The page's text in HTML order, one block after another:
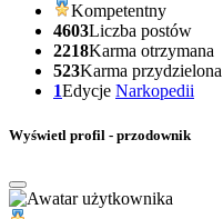
Kompetentny
4603Liczba postów
2218Karma otrzymana
523Karma przydzielona
1Edycje Narkopedii
Wyświetl profil - przodownik